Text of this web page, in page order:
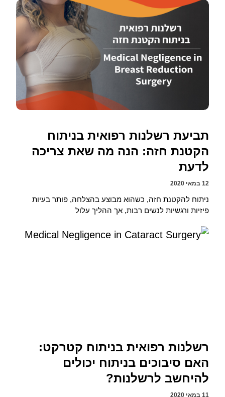
תביעת רשלנות רפואית בניתוח
הקטנת חזה: הנה מה שאת צריכה
לדעת
12 במאי 2020
ניתוח להקטנת חזה, כשהוא מבוצע בהצלחה, פותר בעיות
פיזיות ורגשיות לנשים רבות, אך ההליך עלול
רשלנות רפואית בניתוח קטרקט:
האם סיבוכים בניתוח יכולים
להיחשב לרשלנות?
11 במאי 2020